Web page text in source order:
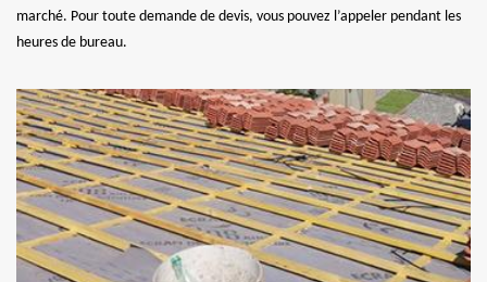
marché. Pour toute demande de devis, vous pouvez l’appeler pendant les
heures de bureau.